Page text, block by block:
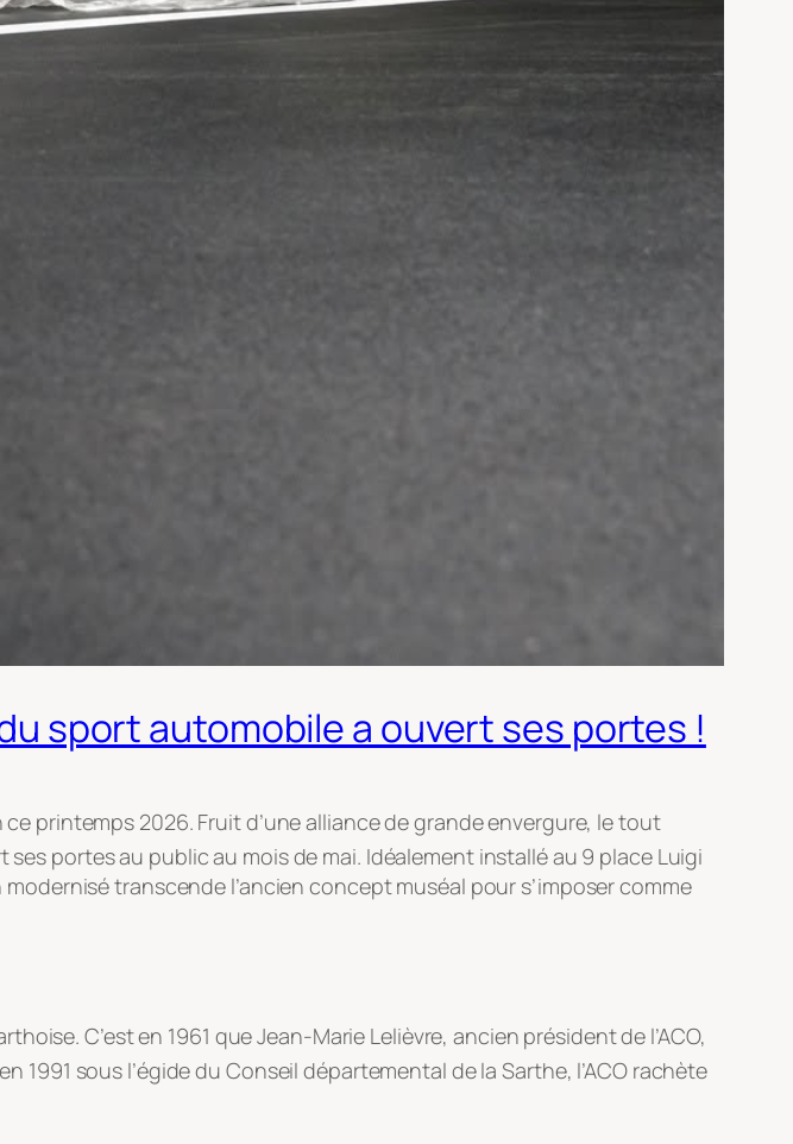
sport automobile a ouvert ses portes !
ce printemps 2026. Fruit d’une alliance de grande envergure, le tout
portes au public au mois de mai. Idéalement installé au 9 place Luigi
transcende l’ancien concept muséal pour s’imposer comme
. C’est en 1961 que Jean-Marie Lelièvre, ancien président de l’ACO,
1991 sous l’égide du Conseil départemental de la Sarthe, l’ACO rachète